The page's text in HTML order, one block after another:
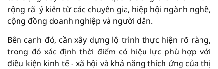
rộng rãi ý kiến từ các chuyên gia, hiệp hội ngành nghề,
cộng đồng doanh nghiệp và người dân.
Bên cạnh đó, cần xây dựng lộ trình thực hiện rõ ràng,
trong đó xác định thời điểm có hiệu lực phù hợp với
điều kiện kinh tế - xã hội và khả năng thích ứng của thị